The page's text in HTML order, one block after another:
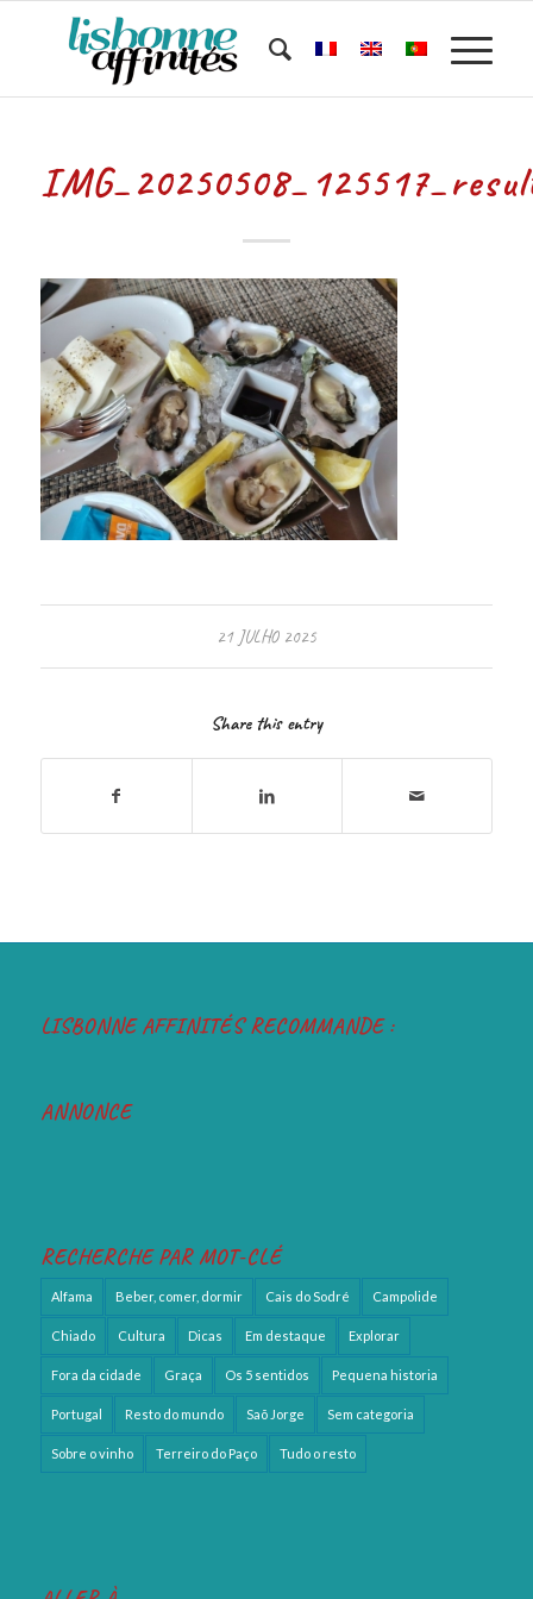
21 JULHO 2025
Share this entry
LISBONNE AFFINITÉS RECOMMANDE :
ANNONCE
RECHERCHE PAR MOT-CLÉ
Alfama Beber, comer, dormir Cais do Sodré Campolide
Chiado Cultura Dicas Em destaque Explorar
Fora da cidade Graça Os 5 sentidos Pequena historia
Portugal Resto do mundo Saõ Jorge Sem categoria
Sobre o vinho Terreiro do Paço Tudo o resto